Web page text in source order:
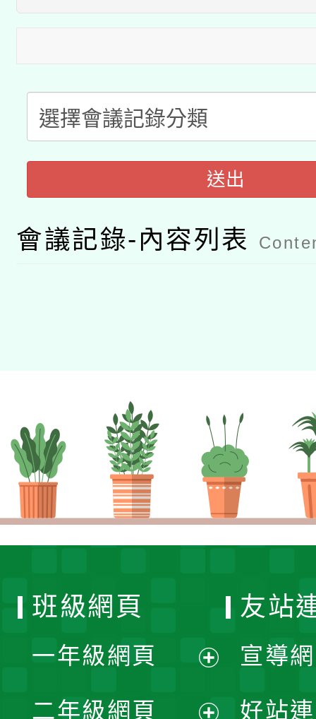
本館辦理115年度閱讀
暨閱讀推動專業研習
科技賦能─人工智慧
礎課程
A3數位素養講師名單
「數位內容與教學軟體
有關大陸委員會函釋公
轉知經濟部水利署委託
業技術研究院辦理「
115年8月22日(星期六
送出
會議記錄-內容列表
班級網頁
一年級網頁
二年級網頁
友站
宣導
好站